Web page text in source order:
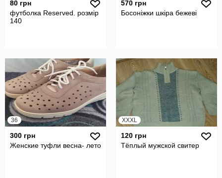
80 грн
футболка Reserved. розмір
140
570 грн
Босоніжки шкіра бежеві
36
300 грн
Женские туфли весна- лето
XXXL
120 грн
Тёплый мужской свитер